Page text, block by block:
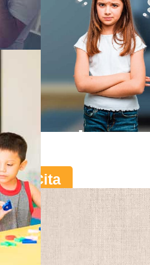
la familia
Cita